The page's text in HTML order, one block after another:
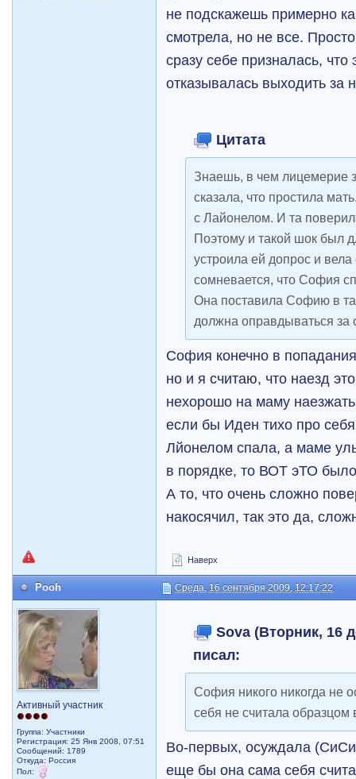
не подскажешь примерно
смотрела, но не все.
сразу себе призналась, что
отказывалась выходить за
Цитата
Знаешь, в чем лицемерие
сказала, что простила
с Лайонелом. И та
Поэтому и такой шок был
устроила ей допрос и вела
сомневается, что София
Она поставила Софию в
должна оправдываться
София конечно в
но и я считаю, что наезд
нехорошо на маму
если бы Иден тихо про
Лйонелом спала, а маме
в порядке, то ВОТ эТО
А то, что очень сложно
накосячил, так это да,
Наверх
Pooh Среда, 16 сентября 2009, 12:17:22
Активный участник
Группа: Участники
Регистрация: 25 Янв 2008, 07:51
Сообщений: 1789
Откуда: Россия
Пол:
Sova (Вторник, 16
писал:
Cофия никого никогда не
себя не считала образцом
Во-первых, осуждала
еще бы она сама себя